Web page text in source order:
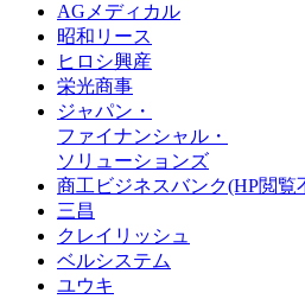
AGメディカル
昭和リース
ヒロシ興産
栄光商事
ジャパン・
ファイナンシャル・
ソリューションズ
商工ビジネスバンク(HP閲覧
三昌
クレイリッシュ
ベルシステム
ユウキ